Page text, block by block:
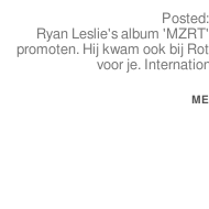
Posted:
Ryan Leslie's album
promoten. Hij kwam ook bij
voor je.